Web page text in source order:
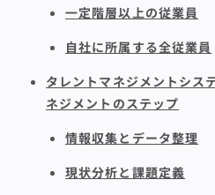
一定階層以上の従業員
自社に所属する全従業員
タレントマネジメントシス
ネジメントのステップ
情報収集とデータ整理
現状分析と課題定義